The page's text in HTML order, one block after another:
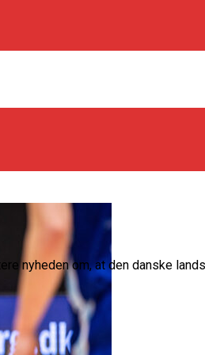
nyheden om, at den danske